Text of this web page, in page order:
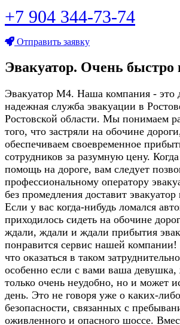
+7 904 344-73-74
Отправить заявку
Эвакуатор. Очень быстро
Эвакуатор М4. Наша компания - это
надежная служба эвакуации в
Ростовской области. Мы понимаем
того, что застряли на обочине
обеспечиваем своевременное
сотрудников за разумную цену.
помощь на дороге, вам следует
профессиональному оператору
без промедления доставит
Если у вас когда-нибудь ломался
приходилось сидеть на обочине
ждали, ждали и ждали прибытия
понравится сервис нашей
что оказаться в таком
особенно если с вами ваша
только очень неудобно, но и может
день. Это не говоря уже о каких-
безопасности, связанных с
оживленного и опасного шоссе.